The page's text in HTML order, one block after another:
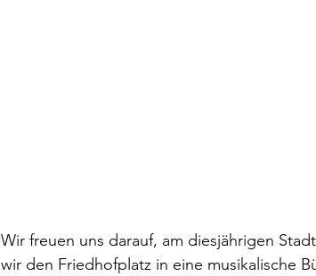
Wir freuen uns darauf, am diesjährigen
wir den Friedhofplatz in eine musikalische